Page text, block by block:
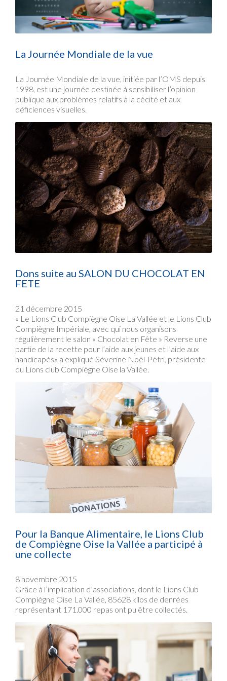
La Journée Mondiale de la vue
La Journée Mondiale de la vue, initiée par l’OMS depuis
1998, est une journée destinée à sensibiliser l’opinion
publique aux problèmes relatifs à la cécité et aux
déficiences visuelles.
Dons suite au SALON DU CHOCOLAT EN
FETE
21 décembre 2015
« Le Lions Club Compiègne Oise La Vallée et le Lions Club
Compiègne Impériale, avec qui nous organisons
régulièrement le salon « Chocolat en Fête » Reverse une
partie de la recette pour l’aide aux jeunes et l’aide aux
handicapés» a expliqué Séverine Noël-Pétri, présidente
du Lions club Compiègne Oise la Vallée.
Pour la Banque Alimentaire, le Lions Club
de Compiègne Oise la Vallée a participé à
une collecte
8 novembre 2015
Grâce à l’implication d’associations, dont le Lions Club
Compiègne Oise La Vallée, 85628 kilos de denrées
représentant 171.000 repas ont pu être collectés.